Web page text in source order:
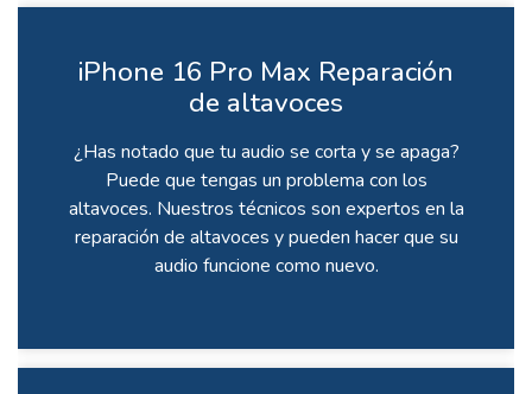
iPhone 16 Pro Max Reparación
de altavoces
¿Has notado que tu audio se corta y se apaga?
Puede que tengas un problema con los
altavoces. Nuestros técnicos son expertos en la
reparación de altavoces y pueden hacer que su
audio funcione como nuevo.